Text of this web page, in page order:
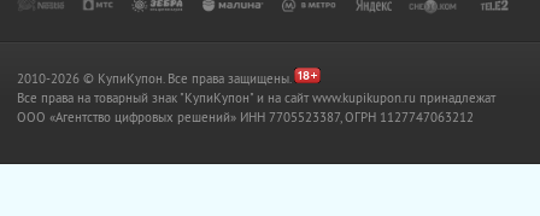
2010-2026 © КупиКупон. Все права защищены.
Все права на товарный знак "КупиКупон" и на сайт www.kupikupon.ru принадлежат
OOO «Агентство цифровых решений» ИНН 7705523387, ОГРН 1127747063212